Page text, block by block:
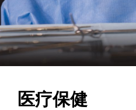
医疗保健